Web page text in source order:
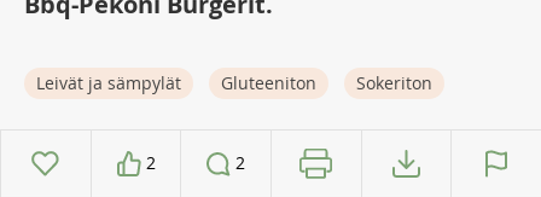
Leivät ja sämpylät Gluteeniton Sokeriton
2 2